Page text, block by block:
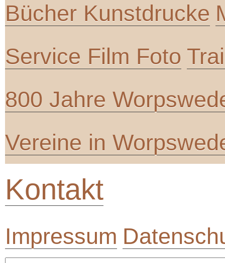
Bücher Kunstdrucke
Service Film Foto
800 Jahre
Vereine in
Kontakt
Impressum